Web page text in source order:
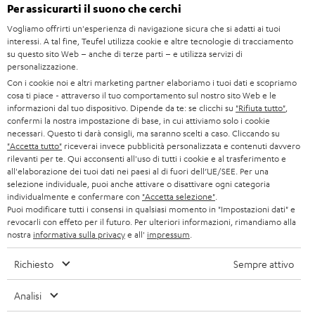
s
l
e
t
t
e
r
BLUETOOTH
CUFFIE
CUFFIE BLUETOOTH
SET STEREO
ALTOPARLANTE
ULTIMA
CUFFIE IN-EAR
FANSHOP
NOVITÁ
STAMPA
B2B
BLOG
NEWSLETTER
NEGOZI
VANTAGGI TEUFEL
LA NOSTRA STORIA
MANAGEMENT
SOSTENIBILITÀ
GERMANIA
AUSTRIA
SVIZZERA
PAESI BASSI
BELGIO
FRANCIA
POLONIA
Ci riserviamo il diritto di apportare modifiche relative a specifiche tecniche,
errori di battitura e omissioni. Gli accessori mostrati nelle nostre foto non sono
Per assicurarti il suono che cerchi
Vogliamo offrirti un'esperienza di navigazione sicura che si adatti ai tuoi
interessi. A tal fine, Teufel utilizza cookie e altre tecnologie di tracciamento
su questo sito Web – anche di terze parti – e utilizza servizi di
personalizzazione.
Con i cookie noi e altri marketing partner elaboriamo i tuoi dati e scopriamo
cosa ti piace - attraverso il tuo comportamento sul nostro sito Web e le
informazioni dal tuo dispositivo. Dipende da te: se clicchi su "Rifiuta tutto"
confermi la nostra impostazione di base, in cui attiviamo solo i cookie
necessari. Questo ti darà consigli, ma saranno scelti a caso. Cliccando su
"Accetta tutto" riceverai invece pubblicità personalizzata e contenuti davvero
rilevanti per te. Qui acconsenti all'uso di tutti i cookie e al trasferimento e
all'elaborazione dei tuoi dati nei paesi al di fuori dell’UE/SEE. Per una
selezione individuale, puoi anche attivare o disattivare ogni categoria
individualmente e confermare con "Accetta selezione"
Puoi modificare tutti i consensi in qualsiasi momento in "Impostazioni dati" e
revocarli con effeto per il futuro. Per ulteriori informazioni, rimandiamo alla
nostra informativa sulla privacye all' impressum
Richiesto Sempre attivo
Analisi